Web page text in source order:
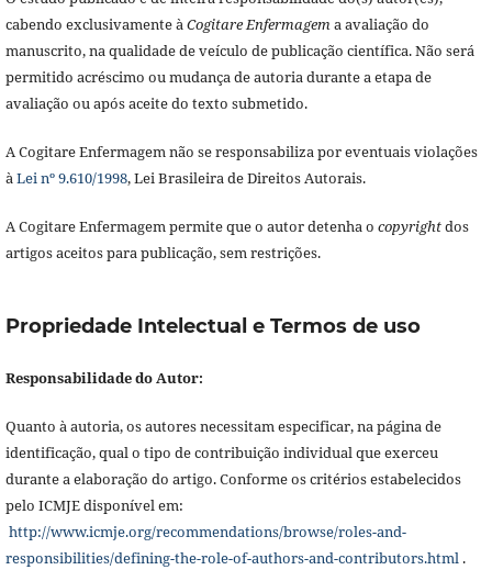
cabendo exclusivamente àCogitare Enfermagema avaliação do
manuscrito, na qualidade de veículo de publicação científica. Não será
permitido acréscimo ou mudança de autoria durante a etapa de
avaliação ou após aceite do texto submetido.
A Cogitare Enfermagem não se responsabiliza por eventuais violações
àLei nº 9.610/1998, Lei Brasileira de Direitos Autorais.
A Cogitare Enfermagem permite que o autor detenha o copyrightdos
artigos aceitos para publicação, sem restrições.
Propriedade Intelectual e Termos de uso
Responsabilidade do Autor:
Quanto à autoria, os autores necessitam especificar, na página de
identificação, qual o tipo de contribuição individual que exerceu
durante a elaboração do artigo. Conforme os critérios estabelecidos
pelo ICMJE disponível em:
http://www.icmje.org/recommendations/browse/roles-and-
responsibilities/defining-the-role-of-authors-and-contributors.html.